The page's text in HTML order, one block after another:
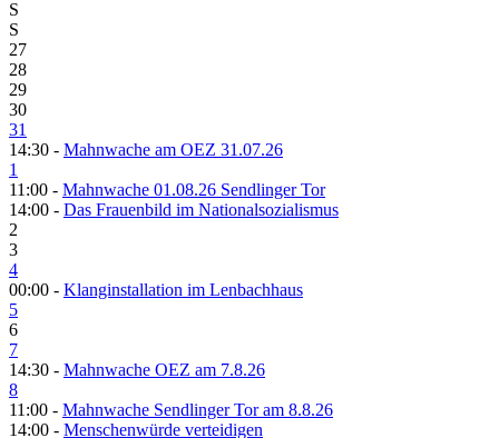
S
S
27
28
29
30
31
14:30 - Mahnwache am OEZ 31.07.26
1
11:00 - Mahnwache 01.08.26 Sendlinger Tor
14:00 - Das Frauenbild im Nationalsozialismus
2
3
4
00:00 - Klanginstallation im Lenbachhaus
5
6
7
14:30 - Mahnwache OEZ am 7.8.26
8
11:00 - Mahnwache Sendlinger Tor am 8.8.26
14:00 - Menschenwürde verteidigen